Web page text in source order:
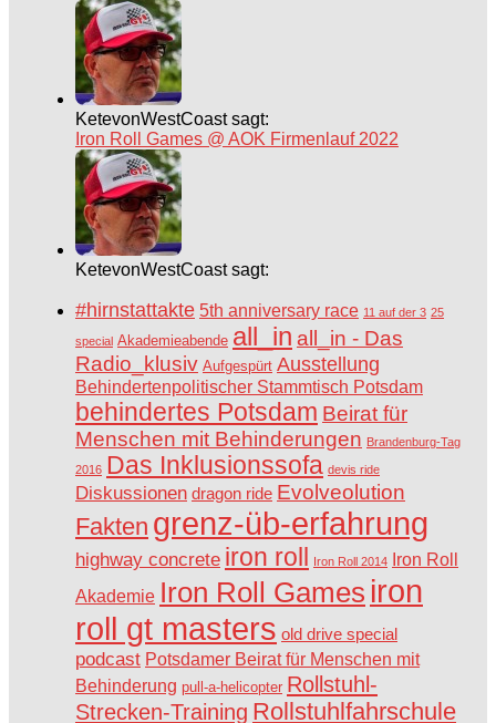
KetevonWestCoast sagt:
Iron Roll Games @ AOK Firmenlauf 2022
KetevonWestCoast sagt:
#hirnstattakte 5th anniversary race 11 auf der 3 25
special Akademieabende all_in all_in - Das
Radio_klusiv Aufgespürt Ausstellung
Behindertenpolitischer Stammtisch Potsdam
behindertes Potsdam Beirat für
Menschen mit Behinderungen Brandenburg-Tag
2016 Das Inklusionssofa devis ride
Diskussionen dragon ride Evolveolution
Fakten grenz-üb-erfahrung
highway concrete iron roll Iron Roll 2014 Iron Roll
Akademie Iron Roll Games iron
roll gt masters old drive special
podcast Potsdamer Beirat für Menschen mit
Behinderung pull-a-helicopter Rollstuhl-
Strecken-Training Rollstuhlfahrschule